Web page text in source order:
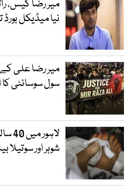
میر رضا کیس،
نیا میڈیکل
میر رضا علی
سول سوسائٹی
شوہر اور سوتیلا